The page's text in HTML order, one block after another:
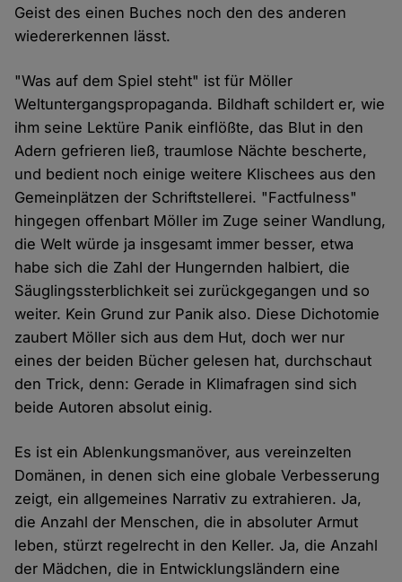
Geist des einen Buches noch den des anderen
wiedererkennen lässt.
"Was auf dem Spiel steht" ist für Möller
Weltuntergangspropaganda. Bildhaft schildert er, wie
ihm seine Lektüre Panik einflößte, das Blut in den
Adern gefrieren ließ, traumlose Nächte bescherte,
und bedient noch einige weitere Klischees aus den
Gemeinplätzen der Schriftstellerei. "Factfulness"
hingegen offenbart Möller im Zuge seiner Wandlung,
die Welt würde ja insgesamt immer besser, etwa
habe sich die Zahl der Hungernden halbiert, die
Säuglingssterblichkeit sei zurückgegangen und so
weiter. Kein Grund zur Panik also. Diese Dichotomie
zaubert Möller sich aus dem Hut, doch wer nur
eines der beiden Bücher gelesen hat, durchschaut
den Trick, denn: Gerade in Klimafragen sind sich
beide Autoren absolut einig.
Es ist ein Ablenkungsmanöver, aus vereinzelten
Domänen, in denen sich eine globale Verbesserung
zeigt, ein allgemeines Narrativ zu extrahieren. Ja,
die Anzahl der Menschen, die in absoluter Armut
leben, stürzt regelrecht in den Keller. Ja, die Anzahl
der Mädchen, die in Entwicklungsländern eine